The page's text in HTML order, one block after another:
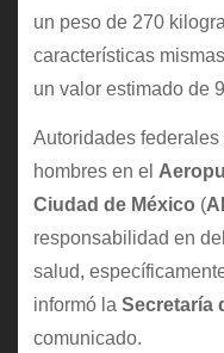
un peso de 270
características
un valor estimado de
Autoridades
hombres en el
Ciudad de México (
responsabilidad en
salud,
informó la Secretaría
comunicado.